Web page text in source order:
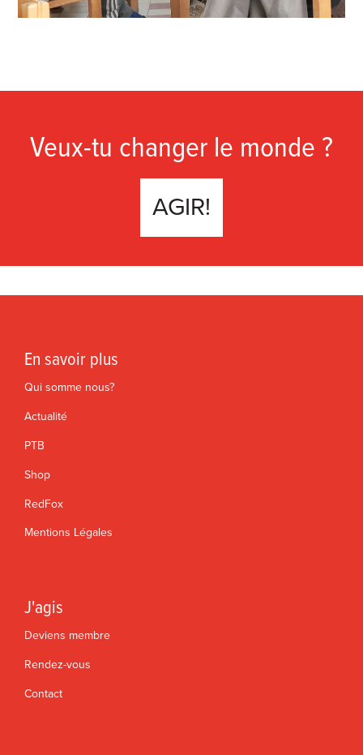
Veux-tu changer le monde ?
AGIR!
En savoir plus
Qui somme nous?
Actualité
PTB
Shop
RedFox
Mentions Légales
J'agis
Deviens membre
Rendez-vous
Contact